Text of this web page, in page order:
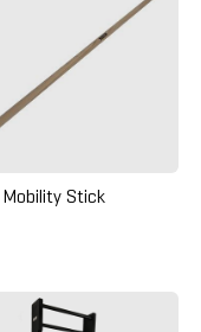
Mobility Stick